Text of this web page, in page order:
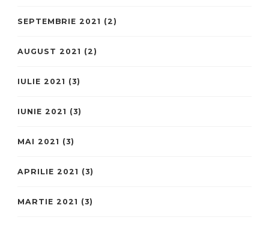
SEPTEMBRIE 2021 (2)
AUGUST 2021 (2)
IULIE 2021 (3)
IUNIE 2021 (3)
MAI 2021 (3)
APRILIE 2021 (3)
MARTIE 2021 (3)